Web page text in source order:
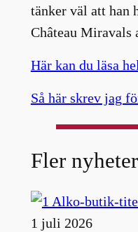
tänker väl att han
Château Miravals
Här kan du läsa
Så här skrev jag
Fler nyheter
1 juli 2026